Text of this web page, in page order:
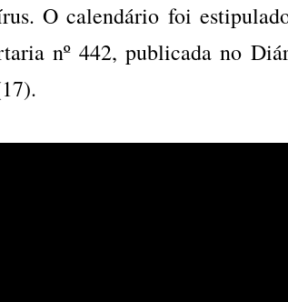
O calendário foi
nº 442, publicada no